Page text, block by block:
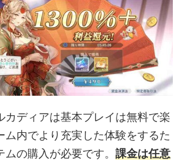
カディアは基本プレイは無料で楽
ム内でより充実した体験をするた
の購入が必要です。 課金は任意